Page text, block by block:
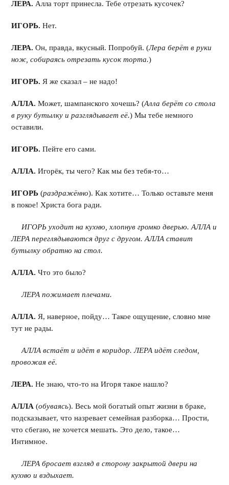
ЛЕРА. Алла торт принесла. Тебе отрезать кусочек?
ИГОРЬ. Нет.
ЛЕРА. Он, правда, вкусный. Попробуй. (Лера берёт в руки
нож, собираясь отрезать кусок торта.)
ИГОРЬ. Я же сказал – не надо!
АЛЛА. Может, шампанского хочешь? (Алла берёт со стола
в руку бутылку и разглядывает её.) Мы тебе немного
оставили.
ИГОРЬ. Пейте его сами.
АЛЛА. Игорёк, ты чего? Как мы без тебя-то…
ИГОРЬ (раздражённо). Как хотите… Только оставьте меня
в покое! Христа бога ради.
ИГОРЬ уходит на кухню, хлопнув громко дверью. АЛЛА и
ЛЕРА переглядываются друг с другом. АЛЛА ставит
бутылку обратно на стол.
АЛЛА. Что это было?
ЛЕРА пожимает плечами.
АЛЛА. Я, наверное, пойду… Такое ощущение, словно мне
тут не рады.
АЛЛА встаёт и идёт в коридор. ЛЕРА идёт следом,
провожая её.
ЛЕРА. Не знаю, что-то на Игоря такое нашло?
АЛЛА (обуваясь). Весь мой богатый опыт жизни в браке,
подсказывает, что назревает семейная разборка… Прости,
что сбегаю, не хочется мешать. Это дело, такое…
Интимное.
ЛЕРА бросает взгляд в сторону закрытой двери на
кухню и вздыхает.